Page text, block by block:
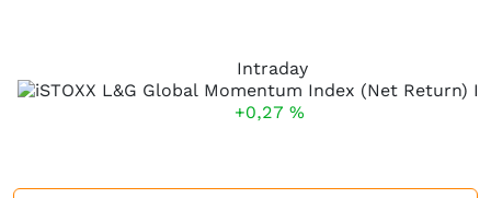
Intraday
+0,27 %